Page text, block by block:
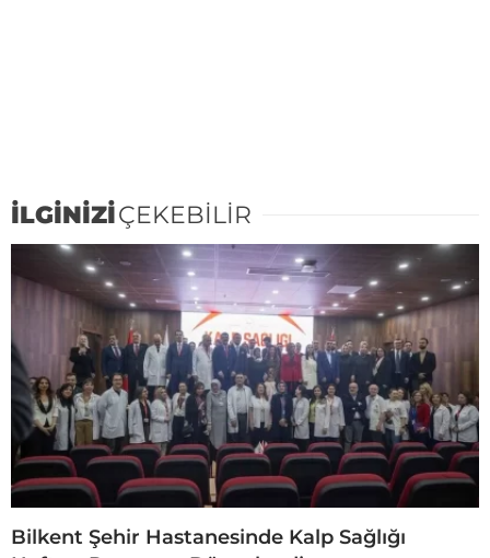
İLGİNİZİÇEKEBİLİR
Bilkent Şehir Hastanesinde Kalp Sağlığı